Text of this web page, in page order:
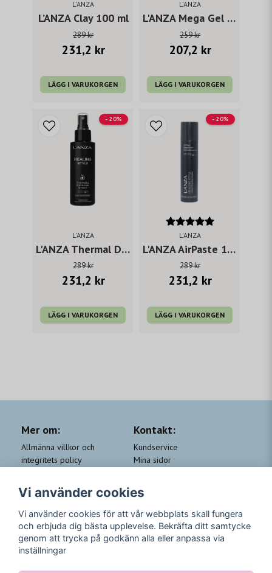
L'ANZA
L’ANZA Clay 100 ml
289 kr
231,2 kr
LÄGG I VARUKORGEN
L'ANZA
L'ANZA Mega Gel 200 ml
259 kr
207,2 kr
LÄGG I VARUKORGEN
L'ANZA
L'ANZA Thermal Defense
289 kr
231,2 kr
LÄGG I VARUKORGEN
- 20%
L'ANZA
L'ANZA AirPaste 167 ml
289 kr
231,2 kr
LÄGG I VARUKORGEN
- 20%
Mer om:
Allmänna villkor och
integritets policy
QA
Kundklubb Beauty for you
Kontakt:
Kundservice
Mina sidor
Returer
Trygga Betalningar
Följ oss
Instagram
Vi använder cookies
Vi använder cookies för att vår webbplats skall fungera
och erbjuda dig bästa upplevelse. Bekräfta ditt samtycke
genom att trycka på godkänn alla eller anpassa via
inställningar